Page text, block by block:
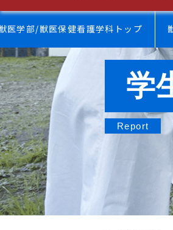
学
Report
医学部/獣医保健看護学科トップ